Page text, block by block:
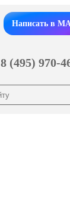
Написать в
8 (495) 970-